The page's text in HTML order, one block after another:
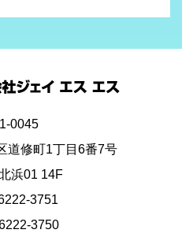
0045
道修町1丁目6番7号
浜01 14F
3751
3750